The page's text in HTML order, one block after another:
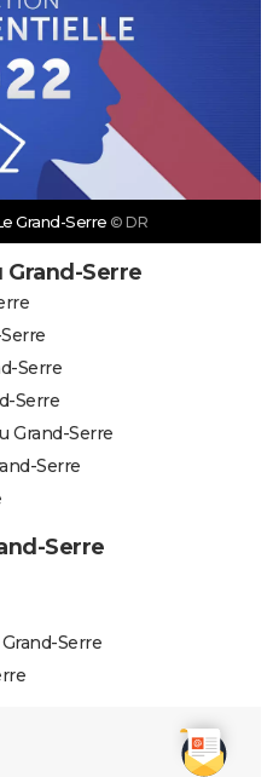
Grand-Serre © DR
Serre
Serre
Serre
Grand-Serre
Serre
Serre
Serre